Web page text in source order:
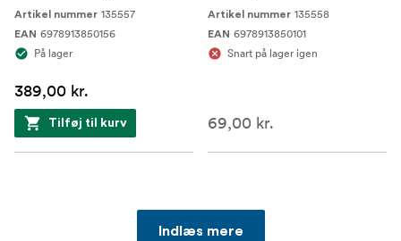
Artikel nummer 135557
EAN 6978913850156
På lager
389,00 kr.
Tilføj til kurv
Artikel nummer 135558
EAN 6978913850101
Snart på lager igen
69,00 kr.
Indlæs mere